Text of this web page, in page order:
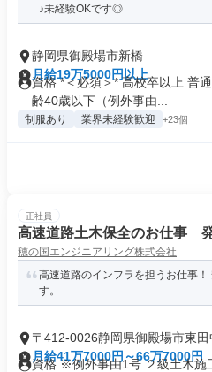
♪未経験OKです◎
静岡県御殿場市新橋
月給19万5000円以上
資格 *＜必須＞* 高校卒以上 普
齢40歳以下（例外事由...
制服あり 業界未経験歓迎 +23個
正社員
高速道路土木保全のお仕事
穂の国エンジニアリング株式会社
高速道路のインフラを担うお仕事
す。
〒412-0026静岡県御殿場市東田
月給41万7000円～66万7000円
資格 ※例外事由1号 ２級土木施